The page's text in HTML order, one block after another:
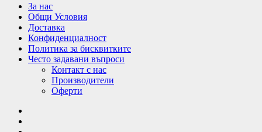
За нас
Общи Условия
Доставка
Конфиденциалност
Политика за бисквитките
Често задавани въпроси
Контакт с нас
Производители
Оферти